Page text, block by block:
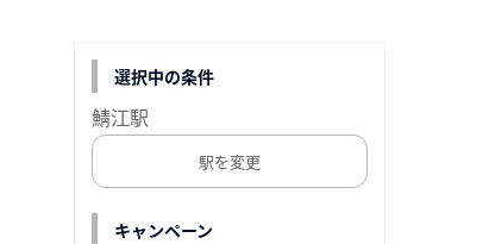
選択中の条件
鯖江駅
駅を変更
キャンペーン